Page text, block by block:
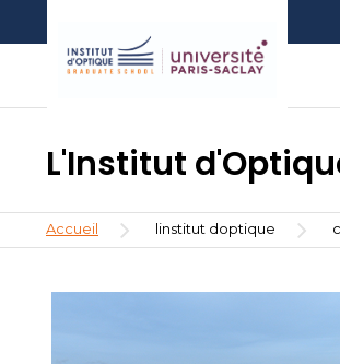
L'Institut
Fil
d'Ariane
Accueil linstitut doptique